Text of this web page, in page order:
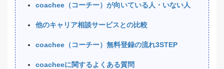
coachee（コーチー）が向いている人・いない人
他のキャリア相談サービスとの比較
coachee（コーチー）無料登録の流れ3STEP
coacheeに関するよくある質問